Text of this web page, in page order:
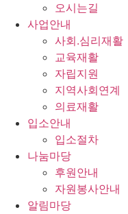
오시는길
사업안내
사회.심리재활
교육재활
자립지원
지역사회연계
의료재활
입소안내
입소절차
나눔마당
후원안내
자원봉사안내
알림마당